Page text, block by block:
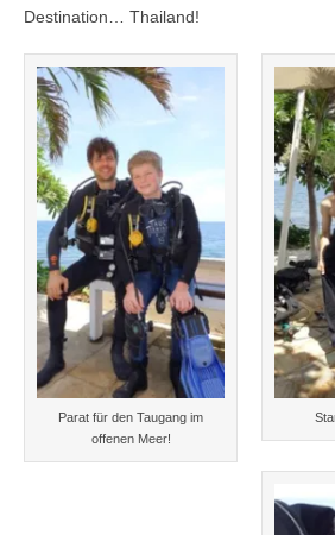
Destination… Thailand!
Parat für den Taugang im
offenen Meer!